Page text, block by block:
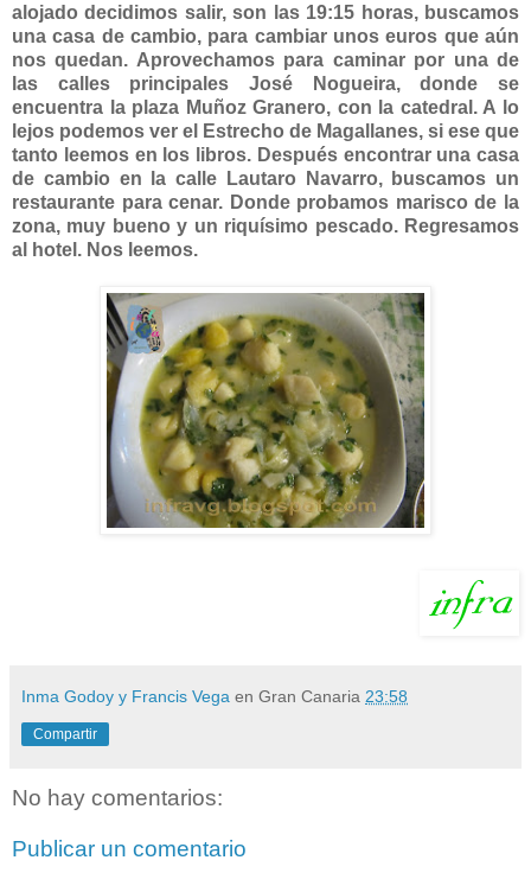
alojado decidimos salir, son las 19:15 horas, buscamos
una casa de cambio, para cambiar unos euros que aún
nos quedan. Aprovechamos para caminar por una de
las calles principales José Nogueira, donde se
encuentra la plaza Muñoz Granero, con la catedral. A lo
lejos podemos ver el Estrecho de Magallanes, si ese que
tanto leemos en los libros. Después encontrar una casa
de cambio en la calle Lautaro Navarro, buscamos un
restaurante para cenar. Donde probamos marisco de la
zona, muy bueno y un riquísimo pescado. Regresamos
al hotel. Nos leemos.
Inma Godoy y Francis Vega en Gran Canaria 23:58
Compartir
No hay comentarios:
Publicar un comentario